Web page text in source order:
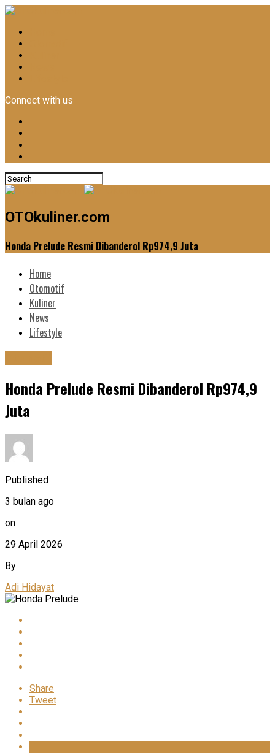
Connect with us
OTOkuliner.com
Honda Prelude Resmi Dibanderol Rp974,9 Juta
Home
Otomotif
Kuliner
News
Lifestyle
Honda Prelude Resmi Dibanderol Rp974,9
Juta
Published
3 bulan ago
on
29 April 2026
By
Adi Hidayat
Share
Tweet